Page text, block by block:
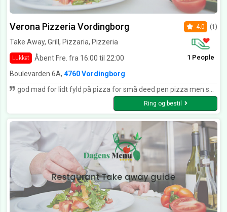
Verona Pizzeria Vordingborg
Take Away, Grill, Pizzaria, Pizzeria
Lukket Åbent Fre. fra 16:00 til 22:00
4.0 (1)
1 People
Boulevarden 6A, 4760 Vordingborg
god mad for lidt fyld på pizza for små deed pen pizza men smager godt
Ring og bestil